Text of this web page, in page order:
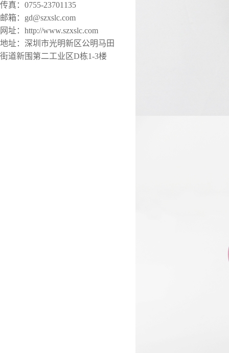
传真：0755-23701135
邮箱：gd@szxslc.com
网址：http://www.szxslc.com
地址：深圳市光明新区公明马田
街道新围第二工业区D栋1-3楼